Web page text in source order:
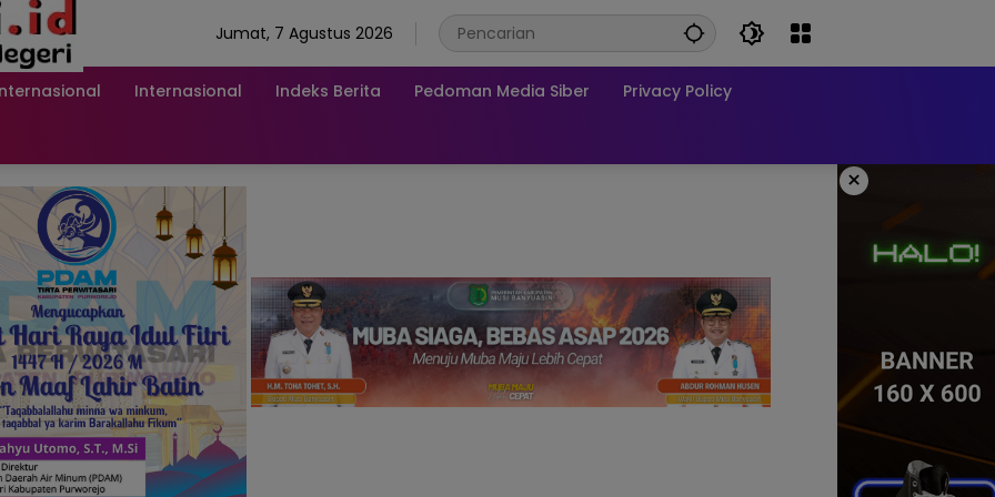
Jumat, 7 Agustus 2026
Internasional Indeks Berita Pedoman Media Siber Privacy Policy
×